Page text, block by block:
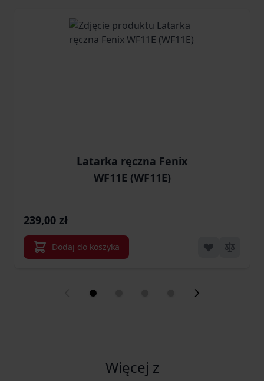
Latarka ręczna Fenix
WF11E (WF11E)
239,00 zł
Dodaj do koszyka
Więcej z